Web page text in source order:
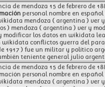
de mendoza 15 de febrero de
personal nombre en
mendoza ( argentina )
) mendoza ( argentina ) ver y
los datos en wikidata
conflictos guerra del
1917 ) fue un militar y político
teniente general julio
de mendoza 15 de febrero de
personal nombre en
mendoza ( argentina )